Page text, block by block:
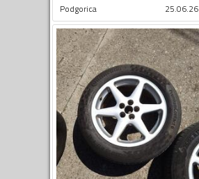
Podgorica 25.06.26